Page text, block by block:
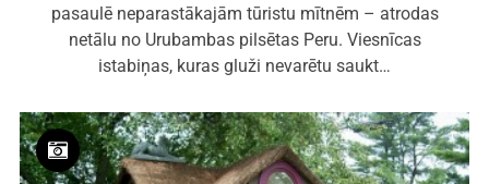
pasaulē neparastākajām tūristu mītnēm – atrodas
netālu no Urubambas pilsētas Peru. Viesnīcas
istabiņas, kuras gluži nevarētu saukt…